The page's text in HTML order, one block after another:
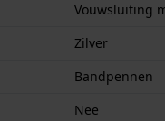
Vouwsluiting
Zilver
Bandpennen
Nee